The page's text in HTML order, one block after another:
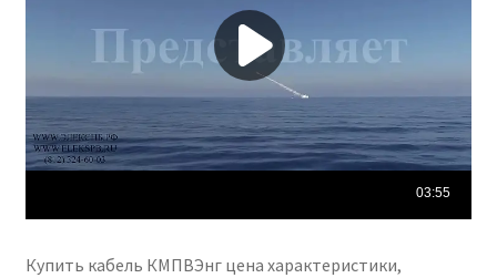
Купить кабель КМПВЭнг цена характеристики,